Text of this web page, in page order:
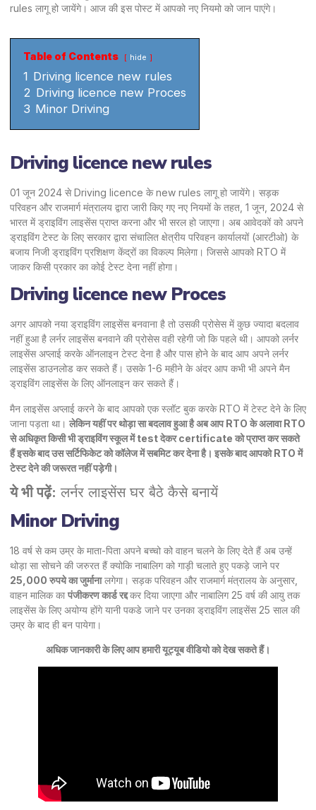
rules लागू हो जायेंगे। आज की इस पोस्ट में आपको नए नियमो को जान पाएंगे।
Table of Contents hide
1 Driving licence new rules
2 Driving licence new Proces
3 Minor Driving
Driving licence new rules
01 जून 2024 से Driving licence के new rules लागू हो जायेंगे। सड़क
परिवहन और राजमार्ग मंत्रालय द्वारा जारी किए गए नए नियमों के तहत, 1 जून, 2024 से
भारत में ड्राइविंग लाइसेंस प्राप्त करना और भी सरल हो जाएगा। अब आवेदकों को अपने
ड्राइविंग टेस्ट के लिए सरकार द्वारा संचालित क्षेत्रीय परिवहन कार्यालयों (आरटीओ) के
बजाय निजी ड्राइविंग प्रशिक्षण केंद्रों का विकल्प मिलेगा। जिससे आपको RTO में
जाकर किसी प्रकार का कोई टेस्ट देना नहीं होगा।
Driving licence new Proces
अगर आपको नया ड्राइविंग लाइसेंस बनवाना है तो उसकी प्रोसेस में कुछ ज्यादा बदलाव
नहीं हुआ है लर्नर लाइसेंस बनवाने की प्रोसेस वही रहेगी जो कि पहले थी। आपको लर्नर
लाइसेंस अप्लाई करके ऑनलाइन टेस्ट देना है और पास होने के बाद आप अपने लर्नर
लाइसेंस डाउनलोड कर सकते हैं। उसके 1-6 महीने के अंदर आप कभी भी अपने मैन
ड्राइविंग लाइसेंस के लिए ऑनलाइन कर सकते हैं।
मैन लाइसेंस अप्लाई करने के बाद आपको एक स्लॉट बुक करके RTO में टेस्ट देने के लिए
जाना पड़ता था। लेकिन यहीं पर थोड़ा सा बदलाव हुआ है अब आप RTO के अलावा RTO
से अधिकृत किसी भी ड्राइविंग स्कूल में test देकर certificate को प्राप्त कर सकते
हैं इसके बाद उस सर्टिफिकेट को कॉलेज में सबमिट कर देना है। इसके बाद आपको RTO में
टेस्ट देने की जरूरत नहीं पड़ेगी।
ये भी पढ़ें: लर्नर लाइसेंस घर बैठे कैसे बनायें
Minor Driving
18 वर्ष से कम उम्र के माता-पिता अपने बच्चो को वाहन चलने के लिए देते हैं अब उन्हें
थोड़ा सा सोचने की जरुरत हैं क्योकि नाबालिग को गाड़ी चलाते हुए पकड़े जाने पर
25,000 रुपये का जुर्मानालगेगा। सड़क परिवहन और राजमार्ग मंत्रालय के अनुसार,
वाहन मालिक का पंजीकरण कार्ड रद्दकर दिया जाएगा और नाबालिग 25 वर्ष की आयु तक
लाइसेंस के लिए अयोग्य होंगे यानी पकडे जाने पर उनका ड्राइविंग लाइसेंस 25 साल की
उम्र के बाद ही बन पायेगा।
अधिक जानकारी के लिए आप हमारी यूट्यूब वीडियो को देख सकते हैं।